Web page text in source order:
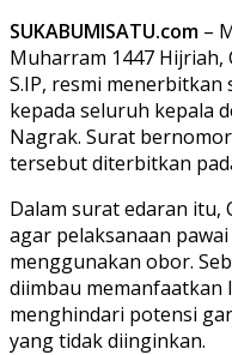
SUKABUMISATU.com –
Muharram 1447 Hijriah,
S.IP, resmi
kepada seluruh kepala
Nagrak. Surat
tersebut diterbitkan
Dalam surat edaran itu,
agar pelaksanaan
menggunakan obor.
diimbau
menghindari potensi
yang tidak diinginkan.